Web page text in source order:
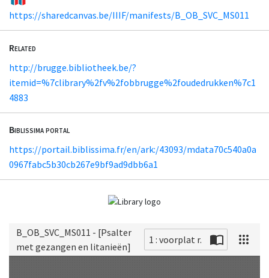
https://sharedcanvas.be/IIIF/manifests/B_OB_SVC_MS011
Related
http://brugge.bibliotheek.be/?
itemid=%7clibrary%2fv%2fobbrugge%2foudedrukken%7c1
4883
Biblissima portal
https://portail.biblissima.fr/en/ark:/43093/mdata70c540a0a
0967fabc5b30cb267e9bf9ad9dbb6a1
B_OB_SVC_MS011 - [Psalter
met gezangen en litanieën]
1 : voorplat r.